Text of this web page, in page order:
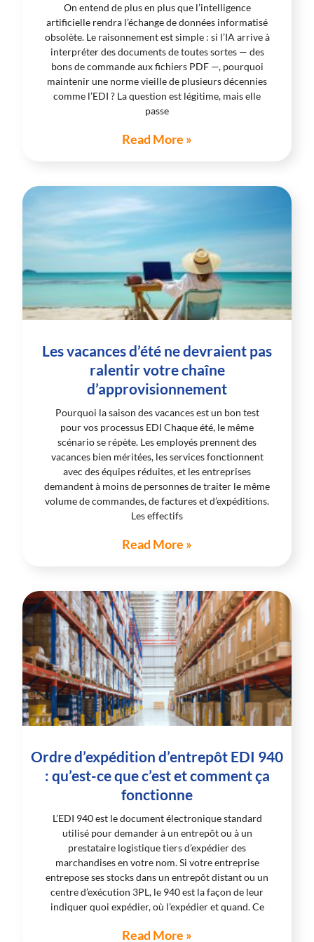
On entend de plus en plus que l’intelligence
artificielle rendra l’échange de données informatisé
obsolète. Le raisonnement est simple : si l’IA arrive à
interpréter des documents de toutes sortes — des
bons de commande aux fichiers PDF —, pourquoi
maintenir une norme vieille de plusieurs décennies
comme l’EDI ? La question est légitime, mais elle
passe
Read More »
Les vacances d’été ne devraient pas
ralentir votre chaîne
d’approvisionnement
Pourquoi la saison des vacances est un bon test
pour vos processus EDI Chaque été, le même
scénario se répète. Les employés prennent des
vacances bien méritées, les services fonctionnent
avec des équipes réduites, et les entreprises
demandent à moins de personnes de traiter le même
volume de commandes, de factures et d’expéditions.
Les effectifs
Read More »
Ordre d’expédition d’entrepôt EDI 940
: qu’est-ce que c’est et comment ça
fonctionne
L’EDI 940 est le document électronique standard
utilisé pour demander à un entrepôt ou à un
prestataire logistique tiers d’expédier des
marchandises en votre nom. Si votre entreprise
entrepose ses stocks dans un entrepôt distant ou un
centre d’exécution 3PL, le 940 est la façon de leur
indiquer quoi expédier, où l’expédier et quand. Ce
Read More »